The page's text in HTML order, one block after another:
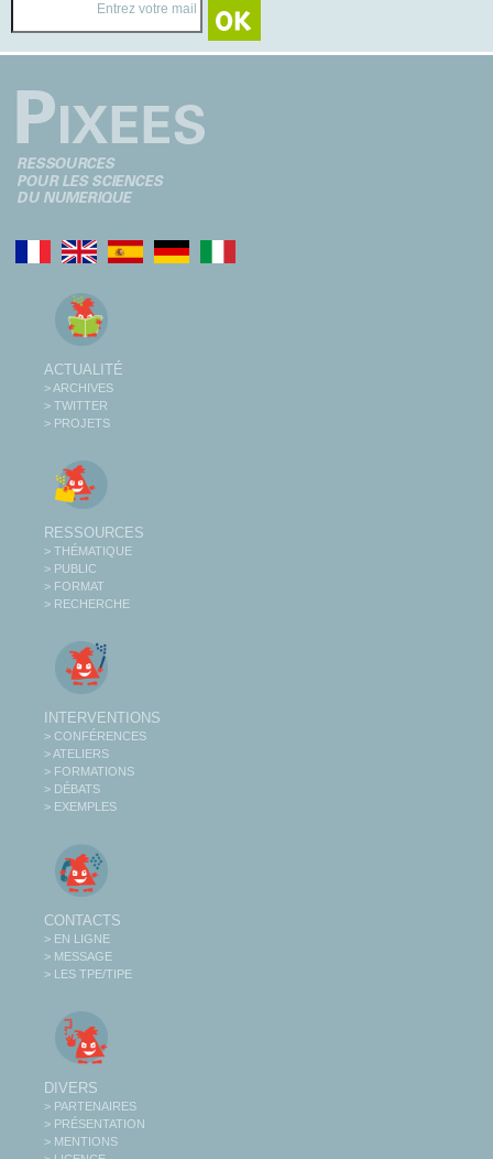
ACTUALITÉ
> ARCHIVES
> TWITTER
> PROJETS
RESSOURCES
> THÉMATIQUE
> PUBLIC
> FORMAT
> RECHERCHE
INTERVENTIONS
> CONFÉRENCES
> ATELIERS
> FORMATIONS
> DÉBATS
> EXEMPLES
CONTACTS
> EN LIGNE
> MESSAGE
> LES TPE/TIPE
DIVERS
> PARTENAIRES
> PRÉSENTATION
> MENTIONS